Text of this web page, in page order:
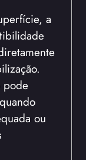
a
pode
ou